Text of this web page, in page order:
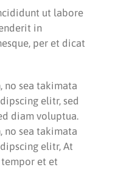
ut labore
in
per et dicat
no sea takimata
elitr, sed
diam voluptua.
no sea takimata
elitr, At
et et